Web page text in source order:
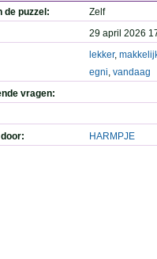
de puzzel:
Zelf
29 april 2026
lekker,
egni, vandaag
vragen:
HARMPJE